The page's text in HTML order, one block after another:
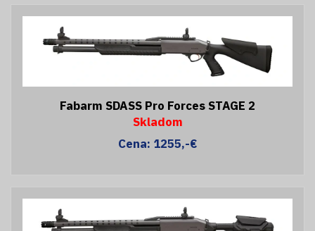
Fabarm SDASS Pro Forces STAGE 2
Skladom
Cena: 1255,-€